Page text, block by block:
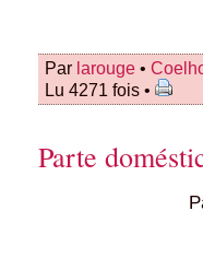
Par larouge •
Lu 4271 fois •
Parte